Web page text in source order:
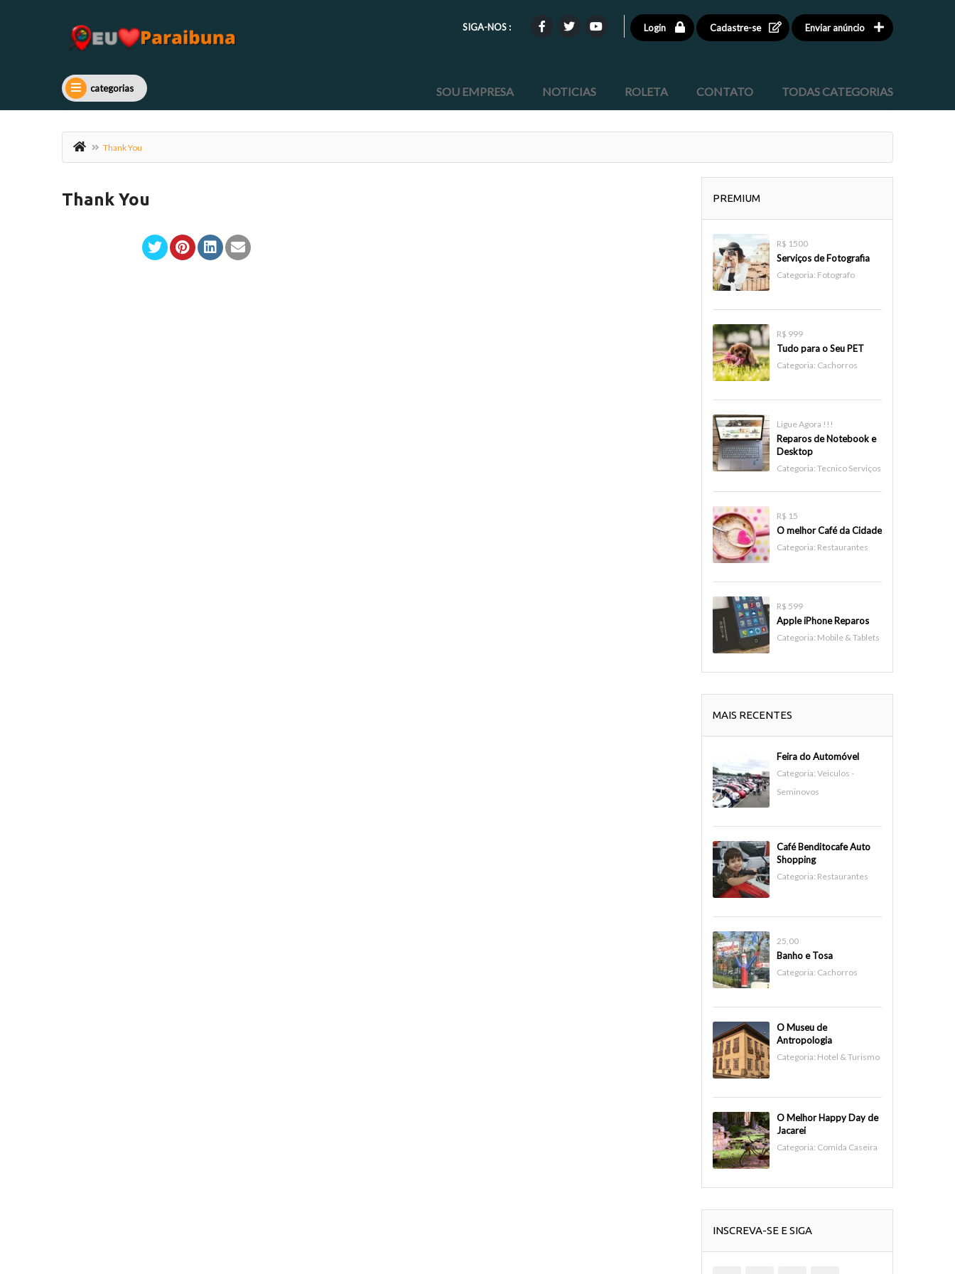
SIGA-NOS : Login Cadastre-se Enviar anúncio
categorias SOU EMPRESA NOTICIAS ROLETA CONTATO TODAS CATEGORIAS
Thank You
Thank You PREMIUM
R$ 1500
Serviços de Fotografia
Categoria: Fotografo
R$ 999
Tudo para o Seu PET
Categoria: Cachorros
Ligue Agora !!!
Reparos de Notebook e
Desktop
Categoria: Tecnico Serviços
R$ 15
O melhor Café da Cidade
Categoria: Restaurantes
R$ 599
Apple iPhone Reparos
Categoria: Mobile & Tablets
MAIS RECENTES
Feira do Automóvel
Categoria: Veiculos -
Seminovos
Café Benditocafe Auto
Shopping
Categoria: Restaurantes
25,00
Banho e Tosa
Categoria: Cachorros
O Museu de
Antropologia
Categoria: Hotel & Turismo
O Melhor Happy Day de
Jacarei
Categoria: Comida Caseira
INSCREVA-SE E SIGA